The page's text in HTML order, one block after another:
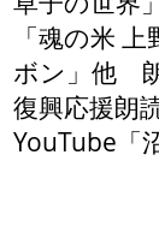
「魂の米
ボン」他
復興応援朗
YouTube「